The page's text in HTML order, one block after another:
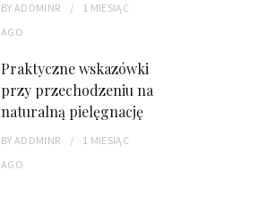
BYADDMINR
1 MIESIĄC
AGO
Praktyczne wskazówki
przy przechodzeniu na
naturalną pielęgnację
BYADDMINR
1 MIESIĄC
AGO